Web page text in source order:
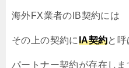
海外FX業者のIB契約には
その上の契約にIA契約と呼
パートナー契約が存在し